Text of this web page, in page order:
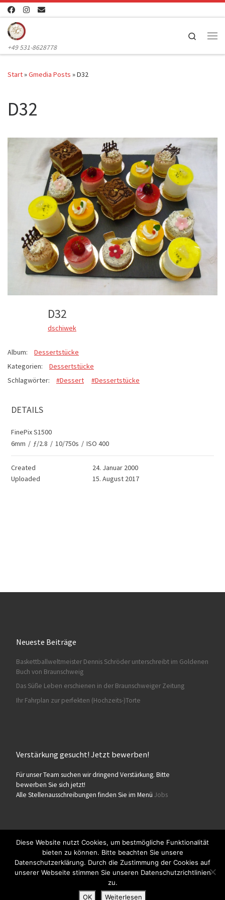
Zum Inhalt springen
+49 531-8628778
Search
Start»Gmedia Posts »D32
D32
D32
dschiwek
Album:
Dessertstücke
Kategorien:
Dessertstücke
Schlagwörter:
#Dessert #Dessertstücke
DETAILS
FinePix S1500
6mm / ƒ/2.8 / 10/750s / ISO 400
Created
24. Januar 2000
Uploaded
15. August 2017
Neueste Beiträge
Baskettballweltmeister Dennis Schröder unterschreibt im Goldenen
Buch von Braunschweig
Das Süße Leben erschienen in der Braunschweiger Zeitung
Ihr Fahrplan zur perfekten (Hochzeits-)Torte
Verstärkung gesucht! Jetzt bewerben!
Für unser Team suchen wir dringend Verstärkung. Bitte
bewerben Sie sich jetzt!
Alle Stellenausschreibungen finden Sie im Menü Jobs
© 2026Konditorei Süßes Leben– Alle Rechte vorbehalten
Präsentiert von WP – Entworfen mit demCustomizr-Theme
Diese Website nutzt Cookies, um bestmögliche Funktionalität
bieten zu können. Bitte beachten Sie unsere
Datenschutzerklärung. Durch die Zustimmung der Cookies auf
unserer Webseite stimmen Sie unseren Datenschutzrichtlinien
zu.
OK
Weiterlesen